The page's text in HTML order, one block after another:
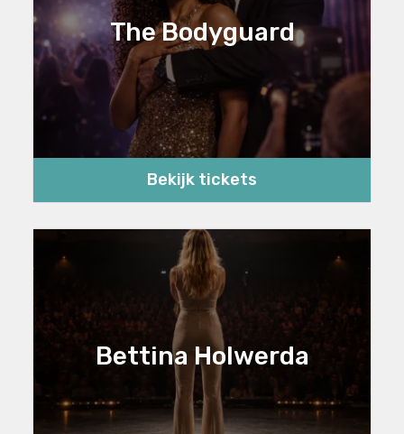
The Bodyguard
Bekijk tickets
Bettina Holwerda